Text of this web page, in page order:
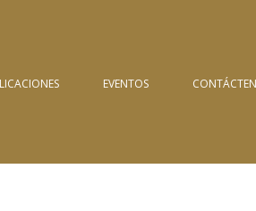
EVENTOS